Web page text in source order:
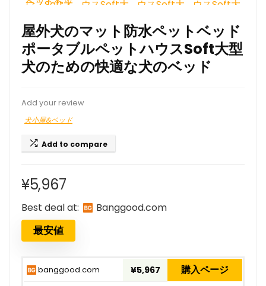
屋外犬のマット防水ペットベッド
ポータブルペットハウスSoft大型
犬のための快適な犬のベッド
Add your review
犬小屋&ベッド
Add to compare
¥5,967
Best deal at: banggood.com
最安値
banggood.com ¥5,967 購入ページ